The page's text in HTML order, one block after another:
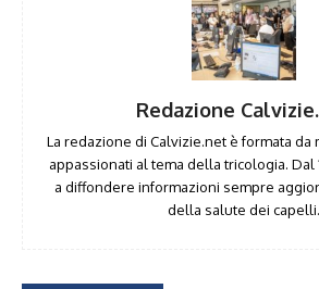
Redazione
La redazione di Calvizie.net è formata da
appassionati al tema della tricologia. Dal
a diffondere informazioni sempre
della salute dei capelli.